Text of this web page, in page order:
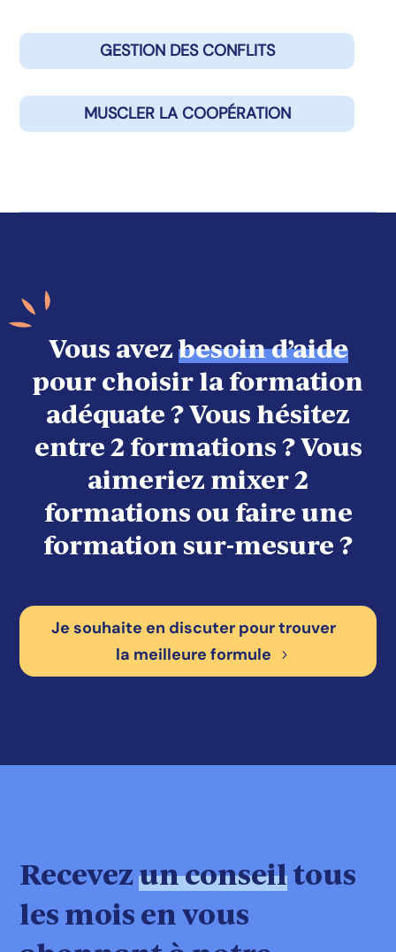
GESTION DES CONFLITS
MUSCLER LA COOPÉRATION
Vous avez besoin d’aide
pour choisir la formation
adéquate ? Vous hésitez
entre 2 formations ? Vous
aimeriez mixer 2
formations ou faire une
formation sur-mesure ?
Je souhaite en discuter pour trouver
la meilleure formule
Recevezun conseiltous
les mois en vous